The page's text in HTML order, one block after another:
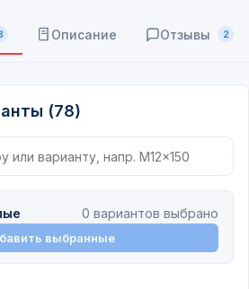
Описание Отзывы 2
(78)
0 вариантов выбрано
выбранные